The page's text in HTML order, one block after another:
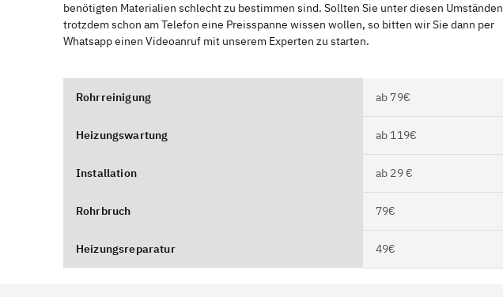
benötigten Materialien schlecht zu bestimmen sind. Sollten Sie unter diesen Umständen
trotzdem schon am Telefon eine Preisspanne wissen wollen, so bitten wir Sie dann per
Whatsapp einen Videoanruf mit unserem Experten zu starten.
Rohrreinigung ab 79€
Heizungswartung ab 119€
Installation ab 29 €
Rohrbruch 79€
Heizungsreparatur 49€